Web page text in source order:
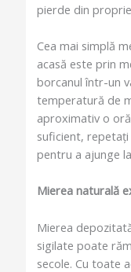
pierde din
Cea mai simplă
acasă este prin
borcanul într-un
temperatură de
aproximativ o
suficient,
pentru a ajunge
Mierea naturală
Mierea
sigilate poate
secole. Cu toate